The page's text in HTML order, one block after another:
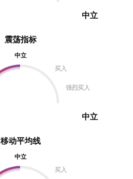
震荡指标
中立
买入
强烈买入
中立
中立
移动平均线
中立
买入